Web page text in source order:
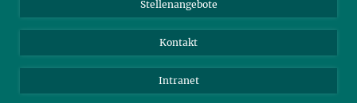
Stellenangebote
Kontakt
Intranet